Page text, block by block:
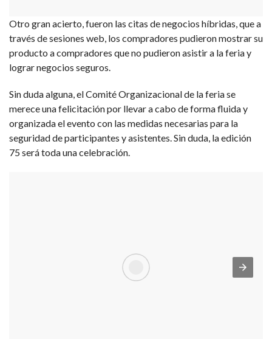
Otro gran acierto, fueron las citas de negocios híbridas, que a
través de sesiones web, los compradores pudieron mostrar su
producto a compradores que no pudieron asistir a la feria y
lograr negocios seguros.
Sin duda alguna, el Comité Organizacional de la feria se
merece una felicitación por llevar a cabo de forma fluida y
organizada el evento con las medidas necesarias para la
seguridad de participantes y asistentes. Sin duda, la edición
75 será toda una celebración.